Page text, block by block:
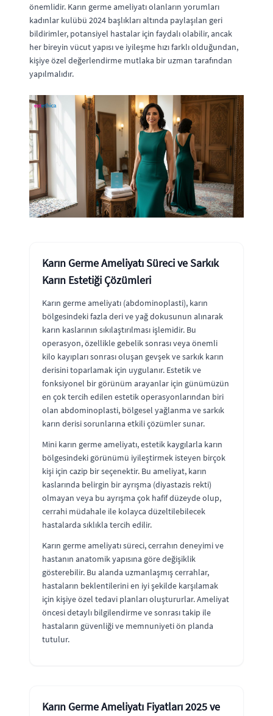
önemlidir. Karın germe ameliyatı olanların yorumları
kadınlar kulübü 2024 başlıkları altında paylaşılan geri
bildirimler, potansiyel hastalar için faydalı olabilir, ancak
her bireyin vücut yapısı ve iyileşme hızı farklı olduğundan,
kişiye özel değerlendirme mutlaka bir uzman tarafından
yapılmalıdır.
Karın Germe Ameliyatı Süreci ve Sarkık
Karın Estetiği Çözümleri
Karın germe ameliyatı (abdominoplasti), karın
bölgesindeki fazla deri ve yağ dokusunun alınarak
karın kaslarının sıkılaştırılması işlemidir. Bu
operasyon, özellikle gebelik sonrası veya önemli
kilo kayıpları sonrası oluşan gevşek ve sarkık karın
derisini toparlamak için uygulanır. Estetik ve
fonksiyonel bir görünüm arayanlar için günümüzün
en çok tercih edilen estetik operasyonlarından biri
olan abdominoplasti, bölgesel yağlanma ve sarkık
karın derisi sorunlarına etkili çözümler sunar.
Mini karın germe ameliyatı, estetik kaygılarla karın
bölgesindeki görünümü iyileştirmek isteyen birçok
kişi için cazip bir seçenektir. Bu ameliyat, karın
kaslarında belirgin bir ayrışma (diyastazis rekti)
olmayan veya bu ayrışma çok hafif düzeyde olup,
cerrahi müdahale ile kolayca düzeltilebilecek
hastalarda sıklıkla tercih edilir.
Karın germe ameliyatı süreci, cerrahın deneyimi ve
hastanın anatomik yapısına göre değişiklik
gösterebilir. Bu alanda uzmanlaşmış cerrahlar,
hastaların beklentilerini en iyi şekilde karşılamak
için kişiye özel tedavi planları oluştururlar. Ameliyat
öncesi detaylı bilgilendirme ve sonrası takip ile
hastaların güvenliği ve memnuniyeti ön planda
tutulur.
Karın Germe Ameliyatı Fiyatları 2025 ve